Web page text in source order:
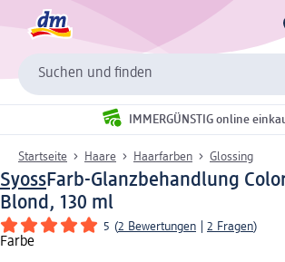
Suchen und finden
IMMERGÜNSTIG online
Startseite Haare Haarfarben Glossing
SyossFarb-Glanzbehandlung
Blond, 130 ml
5 (2 Bewertungen 2 Fragen)
Farbe